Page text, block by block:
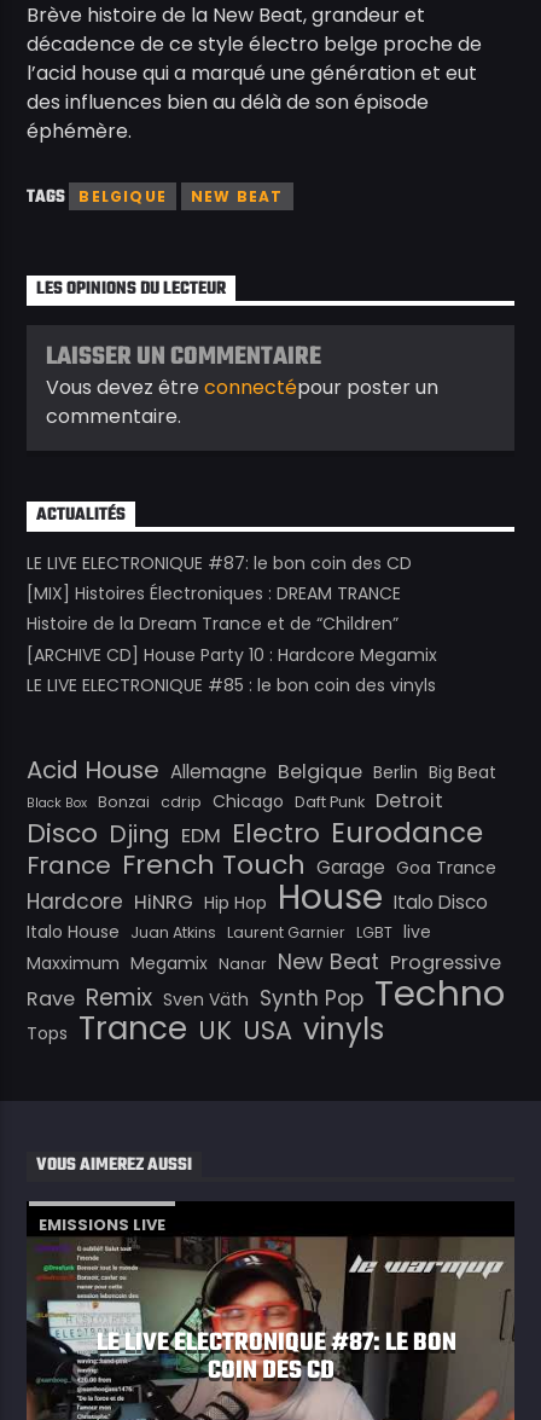
Brève histoire de la New Beat, grandeur et
décadence de ce style électro belge proche de
l’acid house qui a marqué une génération et eut
des influences bien au délà de son épisode
éphémère.
TAGS BELGIQUE NEW BEAT
LES OPINIONS DU LECTEUR
LAISSER UN COMMENTAIRE
Vous devez êtreconnectépour poster un
commentaire.
ACTUALITÉS
LE LIVE ELECTRONIQUE #87: le bon coin des CD
[MIX] Histoires Électroniques : DREAM TRANCE
Histoire de la Dream Trance et de “Children”
[ARCHIVE CD] House Party 10 : Hardcore Megamix
LE LIVE ELECTRONIQUE #85 : le bon coin des vinyls
Acid House Allemagne Belgique Berlin Big Beat
Black Box Bonzai cdrip Chicago Daft Punk Detroit
Disco Djing EDM Electro Eurodance
France French Touch Garage Goa Trance
Hardcore HiNRG Hip Hop House Italo Disco
Italo House Juan Atkins Laurent Garnier LGBT live
Maxximum Megamix Nanar New Beat Progressive
Rave Remix Sven Väth Synth Pop Techno
Tops Trance UK USA vinyls
VOUS AIMEREZ AUSSI
EMISSIONS LIVE
LE LIVE ELECTRONIQUE #87: LE BON
COIN DES CD